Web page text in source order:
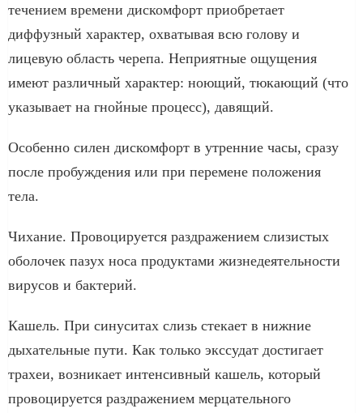
течением времени дискомфорт приобретает
диффузный характер, охватывая всю голову и
лицевую область черепа. Неприятные ощущения
имеют различный характер: ноющий, тюкающий (что
указывает на гнойные процесс), давящий.
Особенно силен дискомфорт в утренние часы, сразу
после пробуждения или при перемене положения
тела.
Чихание. Провоцируется раздражением слизистых
оболочек пазух носа продуктами жизнедеятельности
вирусов и бактерий.
Кашель. При синуситах слизь стекает в нижние
дыхательные пути. Как только экссудат достигает
трахеи, возникает интенсивный кашель, который
провоцируется раздражением мерцательного